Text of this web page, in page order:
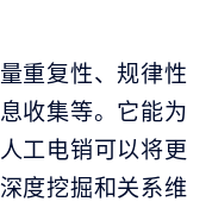
重复性、规律性
收集等。它能为
工电销可以将更
度挖掘和关系维